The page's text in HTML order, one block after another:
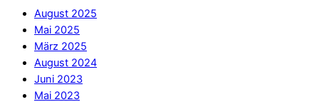
August 2025
Mai 2025
März 2025
August 2024
Juni 2023
Mai 2023